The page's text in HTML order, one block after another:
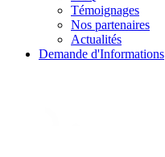
Témoignages
Nos partenaires
Actualités
Demande d'Informations